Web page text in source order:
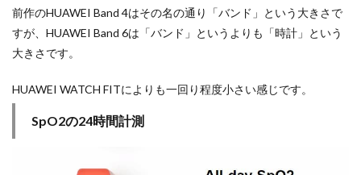
前作のHUAWEI Band 4はその名の通り「バンド」という大きさで
すが、HUAWEI Band 6は「バンド」というよりも「時計」という
大きさです。
HUAWEI WATCH FITによりも一回り程度小さい感じです。
SpO2の24時間計測